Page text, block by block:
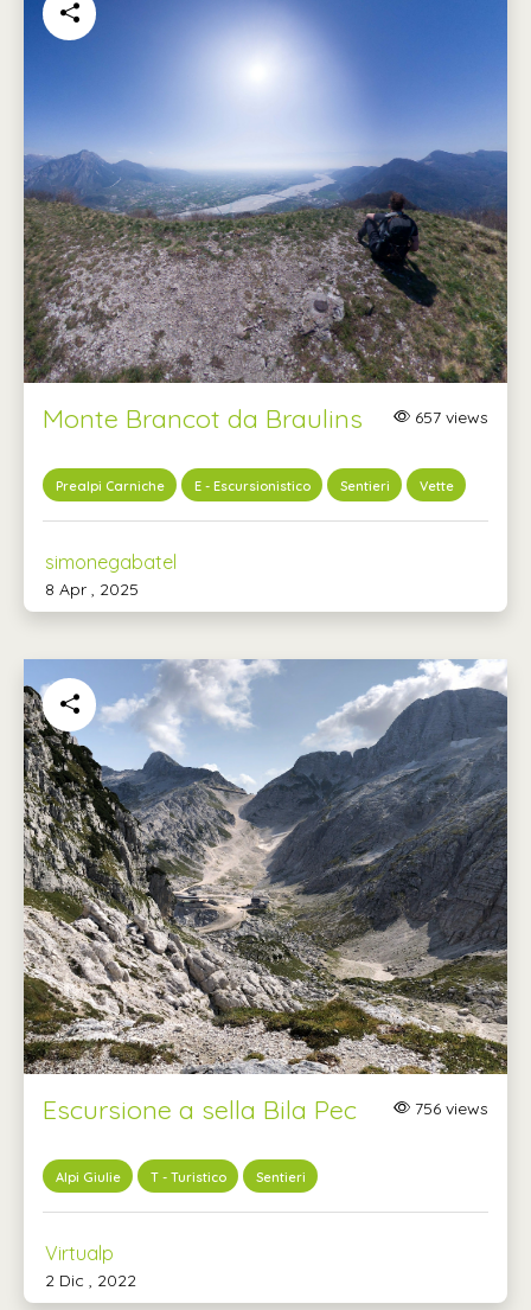
Monte Brancot da Braulins 657 views
Prealpi Carniche E - Escursionistico Sentieri Vette
simonegabatel
8 Apr , 2025
Escursione a sella Bila Pec 756 views
Alpi Giulie T - Turistico Sentieri
Virtualp
2 Dic , 2022